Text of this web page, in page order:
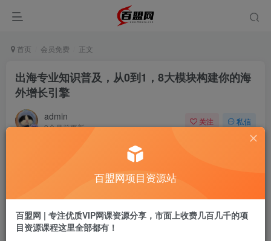
首页 会员免费 正文
出海专业知识普及，从0到1，8大模块构建你的海
外增长引擎
admin
9个月前更新
关注 私信
出海专业知识普及，从0到1，8大模块构建你的海外增长引擎
盟币 9.9
百盟网项目资源站
百盟网 | 专注优质VIP网课资源分享，市面上收费几百几千的项
目资源课程这里全部都有！